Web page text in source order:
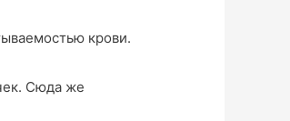
крови.
Сюда же